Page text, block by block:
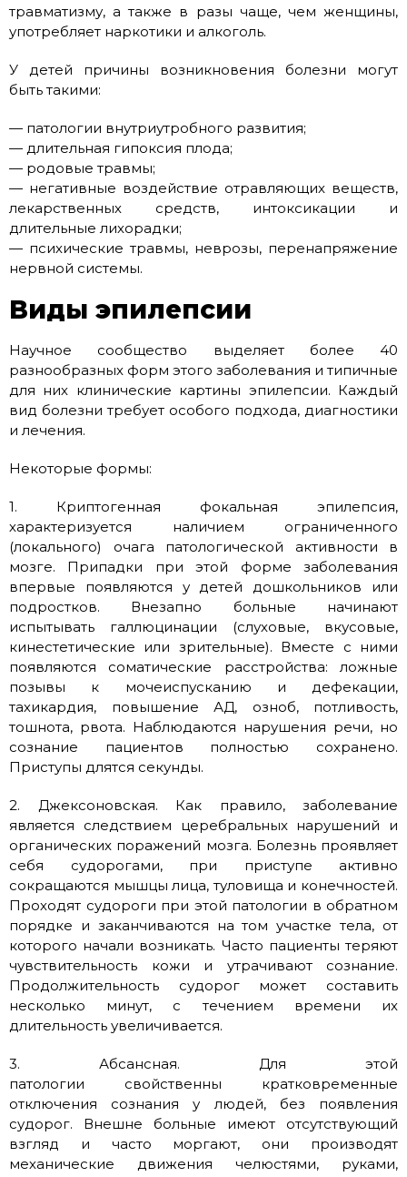
травматизму, а также в разы чаще, чем женщины,
употребляет наркотики и алкоголь.
У детей причины возникновения болезни могут
быть такими:
— патологии внутриутробного развития;
— длительная гипоксия плода;
— родовые травмы;
— негативные воздействие отравляющих веществ,
лекарственных средств, интоксикации и
длительные лихорадки;
— психические травмы, неврозы, перенапряжение
нервной системы.
Виды эпилепсии
Научное сообщество выделяет более 40
разнообразных форм этого заболевания и типичные
для них клинические картины эпилепсии. Каждый
вид болезни требует особого подхода, диагностики
и лечения.
Некоторые формы:
1. Криптогенная фокальная эпилепсия,
характеризуется наличием ограниченного
(локального) очага патологической активности в
мозге. Припадки при этой форме заболевания
впервые появляются у детей дошкольников или
подростков. Внезапно больные начинают
испытывать галлюцинации (слуховые, вкусовые,
кинестетические или зрительные). Вместе с ними
появляются соматические расстройства: ложные
позывы к мочеиспусканию и дефекации,
тахикардия, повышение АД, озноб, потливость,
тошнота, рвота. Наблюдаются нарушения речи, но
сознание пациентов полностью сохранено.
Приступы длятся секунды.
2. Джексоновская. Как правило, заболевание
является следствием церебральных нарушений и
органических поражений мозга. Болезнь проявляет
себя судорогами, при приступе активно
сокращаются мышцы лица, туловища и конечностей.
Проходят судороги при этой патологии в обратном
порядке и заканчиваются на том участке тела, от
которого начали возникать. Часто пациенты теряют
чувствительность кожи и утрачивают сознание.
Продолжительность судорог может составить
несколько минут, с течением времени их
длительность увеличивается.
3. Абсансная. Для этой
патологии свойственны кратковременные
отключения сознания у людей, без появления
судорог. Внешне больные имеют отсутствующий
взгляд и часто моргают, они производят
механические движения челюстями, руками,